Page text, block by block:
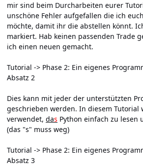
mir sind beim Durcharbeiten eurer
unschöne Fehler aufgefallen die ich
möchte, damit ihr die abstellen könnt.
markiert. Hab keinen passenden Trade
ich einen neuen gemacht.
Tutorial -> Phase 2: Ein eigenes
Absatz 2
Dies kann mit jeder der unterstützten
geschrieben werden. In diesem Tutorial
verwendet, das Python einfach zu lesen
(das "s" muss weg)
Tutorial -> Phase 2: Ein eigenes
Absatz 3